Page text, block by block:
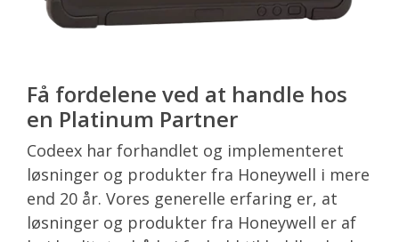
Få fordelene ved at handle hos
en Platinum Partner
Codeex har forhandlet og implementeret
løsninger og produkter fra Honeywell i mere
end 20 år. Vores generelle erfaring er, at
løsninger og produkter fra Honeywell er af